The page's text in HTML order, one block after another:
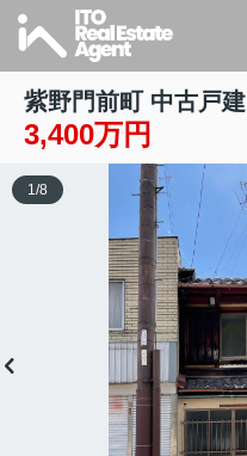
紫野門前町 中古戸建
3,400万円
1 /8